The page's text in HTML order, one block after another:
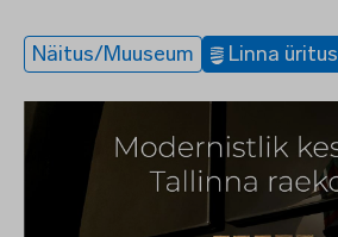
Näitus/Muuseum Linna üritus